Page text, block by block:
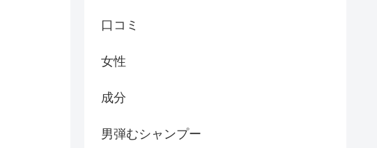
口コミ
女性
成分
男弾むシャンプー